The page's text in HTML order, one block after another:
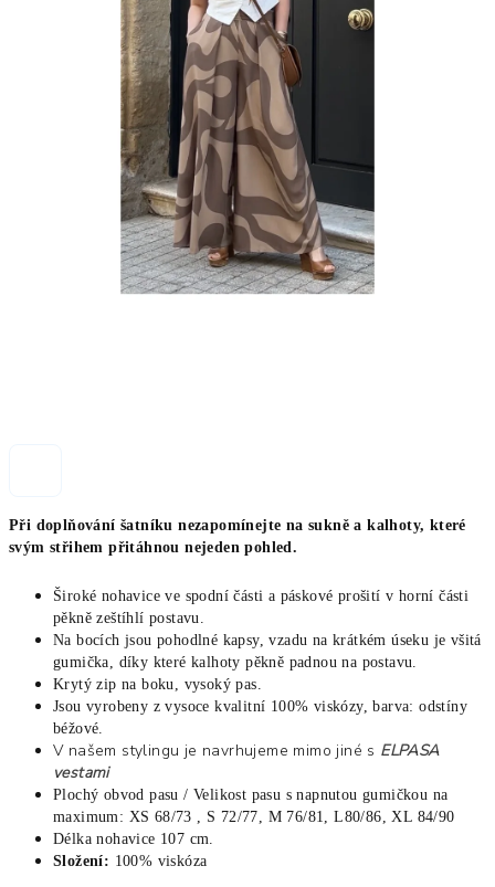
Při doplňování šatníku nezapomínejte na sukně a kalhoty, které
svým střihem přitáhnou nejeden pohled.
Široké nohavice ve spodní části a páskové prošití v horní části
pěkně zeštíhlí postavu.
Na bocích jsou pohodlné kapsy, vzadu na krátkém úseku je všitá
gumička, díky které kalhoty pěkně padnou na postavu.
Krytý zip na boku, vysoký pas.
Jsou vyrobeny z vysoce kvalitní 100% viskózy, barva: odstíny
béžové.
V našem stylingu je navrhujeme mimo jiné s ELPASA
vestami
Plochý obvod pasu / Velikost pasu s napnutou gumičkou na
maximum: XS 68/73 , S 72/77, M 76/81, L80/86, XL 84/90
Délka nohavice 107 cm.
Složení: 100% viskóza